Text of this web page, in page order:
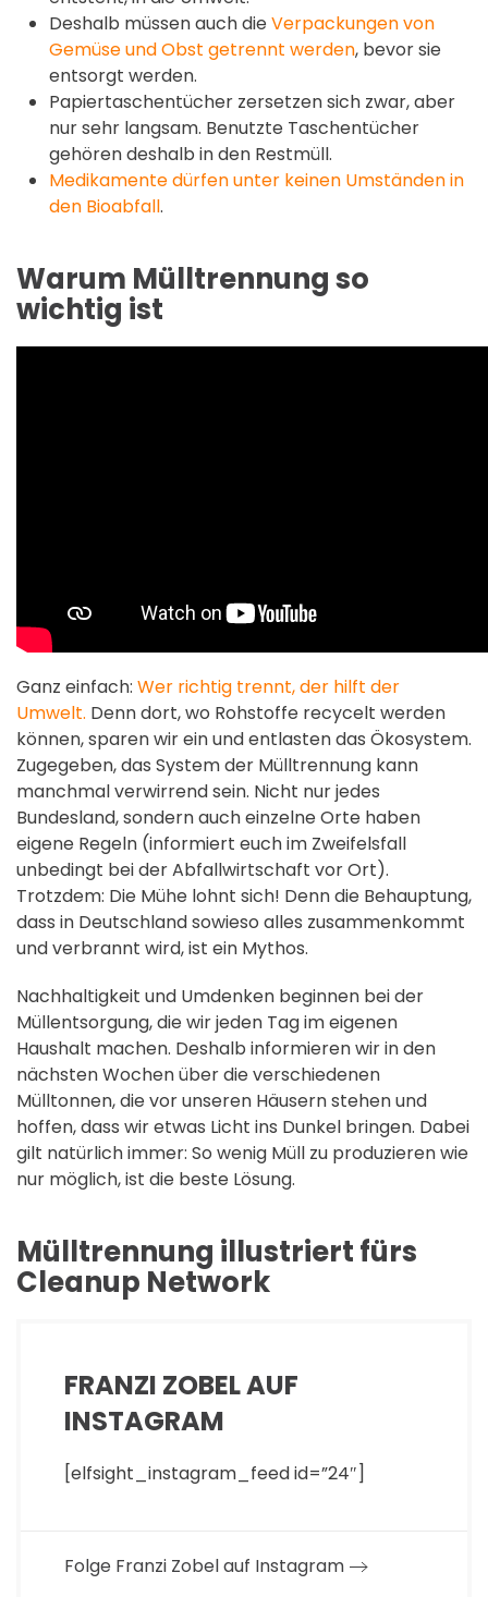
Deshalb müssen auch dieVerpackungen von
Gemüse und Obst getrennt werden, bevor sie
entsorgt werden.
Papiertaschentücher zersetzen sich zwar, aber
nur sehr langsam. Benutzte Taschentücher
gehören deshalb in den Restmüll.
Medikamente dürfen unter keinen Umständen in
den Bioabfall.
Warum Mülltrennung so
wichtig ist
Ganz einfach: Wer richtig trennt, der hilft der
Umwelt. Denn dort, wo Rohstoffe recycelt werden
können, sparen wir ein und entlasten das Ökosystem.
Zugegeben, das System der Mülltrennung kann
manchmal verwirrend sein. Nicht nur jedes
Bundesland, sondern auch einzelne Orte haben
eigene Regeln (informiert euch im Zweifelsfall
unbedingt bei der Abfallwirtschaft vor Ort).
Trotzdem: Die Mühe lohnt sich! Denn die Behauptung,
dass in Deutschland sowieso alles zusammenkommt
und verbrannt wird, ist ein Mythos.
Nachhaltigkeit und Umdenken beginnen bei der
Müllentsorgung, die wir jeden Tag im eigenen
Haushalt machen. Deshalb informieren wir in den
nächsten Wochen über die verschiedenen
Mülltonnen, die vor unseren Häusern stehen und
hoffen, dass wir etwas Licht ins Dunkel bringen. Dabei
gilt natürlich immer: So wenig Müll zu produzieren wie
nur möglich, ist die beste Lösung.
Mülltrennung illustriert fürs
Cleanup Network
FRANZI ZOBEL AUF
INSTAGRAM
[elfsight_instagram_feed id=”24″]
Folge Franzi Zobel auf Instagram